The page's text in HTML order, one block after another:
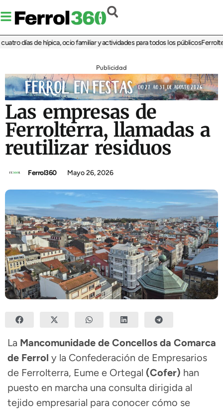
días de hípica, ocio familiar y actividades para todos los públicosFerrolterra
Publicidad
Las empresas de
Ferrolterra, llamadas a
reutilizar residuos
Ferrol360 Mayo 26, 2026
La Mancomunidade de Concellos da Comarca
de Ferrol y la Confederación de Empresarios
de Ferrolterra, Eume e Ortegal (Cofer) han
puesto en marcha una consulta dirigida al
tejido empresarial para conocer cómo se